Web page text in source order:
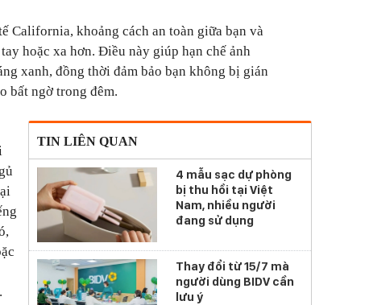
California, khoảng cách an toàn giữa bạn và
hoặc xa hơn. Điều này giúp hạn chế ảnh
xanh, đồng thời đảm bảo bạn không bị gián
bất ngờ trong đêm.
TIN LIÊN QUAN
4 mẫu sạc dự phòng
bị thu hồi tại Việt
Nam, nhiều người
đang sử dụng
Thay đổi từ 15/7 mà
người dùng BIDV cần
lưu ý